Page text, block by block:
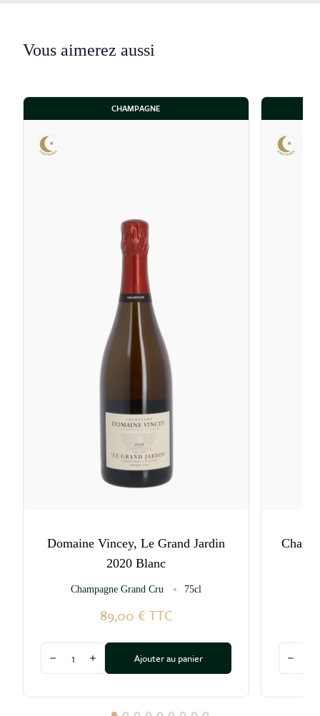
Vous aimerez aussi
CHAMPAGNE
Domaine Vincey, Le Grand Jardin
2020 Blanc
Champagne Grand Cru 75cl
89,00 €TTC
Quantité
Diminuer la quantité
Augmenter la quantité
Ajouter au panier
Quantité